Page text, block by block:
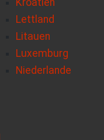
Kroatien
Lettland
Litauen
Luxemburg
Niederlande